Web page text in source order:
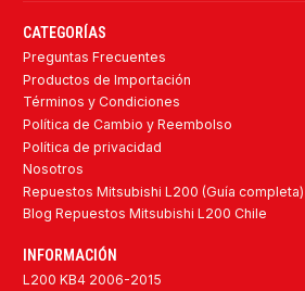
CATEGORÍAS
Preguntas Frecuentes
Productos de Importación
Términos y Condiciones
Política de Cambio y Reembolso
Política de privacidad
Nosotros
Repuestos Mitsubishi L200 (Guía completa)
Blog Repuestos Mitsubishi L200 Chile
INFORMACIÓN
L200 KB4 2006-2015